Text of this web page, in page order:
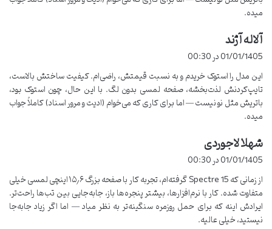
میده.
آلاله آژندف
:
01/01/1405 در 00:30
این مدل را استوک خریدم و به نسبت قیمتش، راضی‌ام. کیفیت ساختش بالاست،
تایپ‌کردنش لذت‌بخشه، صفحه لمسی بدون لگ. با این حال، چون استوک بود،
باتریش مثل نو نیست — اما برای کاری که می‌خوام (ادیت و مرور اسناد) کاملاً جواب
میده.
شهلا لاجوردیف
:
01/01/1405 در 00:30
از زمانی که Spectre 15 گرفته‌ام، تجربه کار با صفحه بزرگ ۱۵٫۶ اینچی لمسی خیلی
متفاوت شده. کار با نرم‌افزارها، بیشتر پنجره‌ها باز، جابه‌جایی بین تب‌ها راحت‌تر.
ایرادش اینه که برای حمل روزمره سنگینه‌تر به نظر میاد — اما اگر زیاد جابه‌جا
نیستید، خیلی عالیه.